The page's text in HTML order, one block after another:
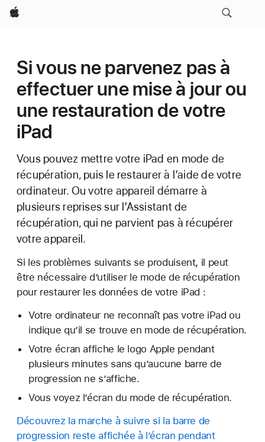
Apple
Si vous ne parvenez pas à
effectuer une mise à jour ou
une restauration de votre
iPad
Vous pouvez mettre votre iPad en mode de
récupération, puis le restaurer à l’aide de votre
ordinateur. Ou votre appareil démarre à
plusieurs reprises sur l’Assistant de
récupération, qui ne parvient pas à récupérer
votre appareil.
Si les problèmes suivants se produisent, il peut
être nécessaire d’utiliser le mode de récupération
pour restaurer les données de votre iPad :
Votre ordinateur ne reconnaît pas votre iPad ou
indique qu’il se trouve en mode de récupération.
Votre écran affiche le logo Apple pendant
plusieurs minutes sans qu’aucune barre de
progression ne s’affiche.
Vous voyez l’écran du mode de récupération.
Découvrez la marche à suivre si la barre de
progression reste affichée à l’écran pendant